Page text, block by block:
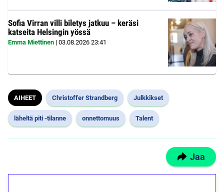
Sofia Virran villi biletys jatkuu – keräsi
katseita Helsingin yössä
Emma Miettinen | 03.08.2026 23:41
AIHEET Christoffer Strandberg Julkkikset
läheltä piti -tilanne onnettomuus Talent
Jaa